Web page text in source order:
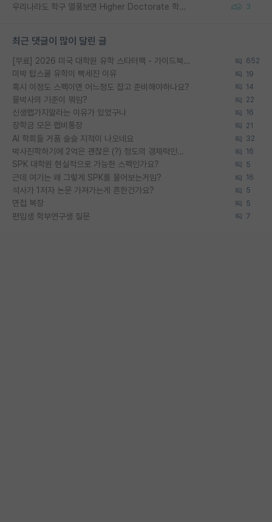
우리나라도 학구 열풍보면 Higher Doctorate 학위가 필요하다고 봅니다. 3
최근 댓글이 많이 달린 글
[무료] 2026 미국 대학원 유학 스타터팩 - 가이드북 & 합격자 컨택메일 템플릿 652
미박 탑스쿨 유학이 빡세진 이유 19
혹시 이정도 스펙이면 어느정도 잡고 준비해야하나요? 14
물박사의 기준이 뭐임? 22
신생랩가지말라는 이유가 있었구나 16
장학금 모은 랩비통장 21
AI 학회들 거품 슬슬 지적이 나오네요 32
박사진학하기에 2억은 괜찮은 (?) 정도의 경제력인가요 16
SPK 대학원 현실적으로 가능한 스펙인가요? 5
근데 여기는 왜 그렇게 SPK를 물어보는거임? 16
석사가 1저자 논문 가져가는게 흔한건가요? 5
면접 복장 5
편입생 학부연구생 질문 7